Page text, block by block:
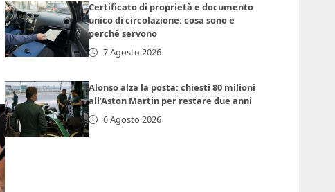
Certificato di proprietà e documento
unico di circolazione: cosa sono e
perché servono
7 Agosto 2026
Alonso alza la posta: chiesti 80 milioni
all’Aston Martin per restare due anni
6 Agosto 2026